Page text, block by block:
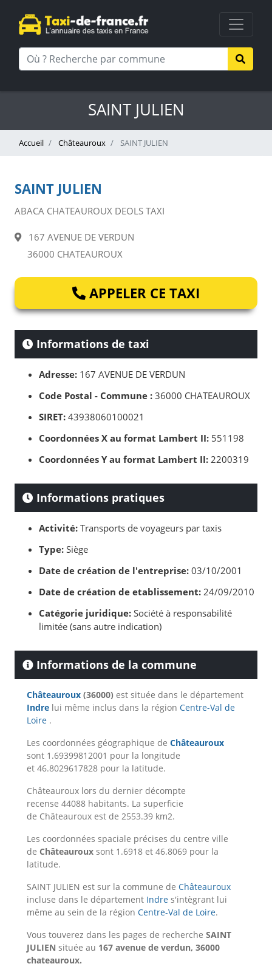
SAINT JULIEN
Accueil Châteauroux SAINT JULIEN
SAINT JULIEN
ABACA CHATEAUROUX DEOLS TAXI
167 AVENUE DE VERDUN
36000 CHATEAUROUX
APPELER CE TAXI
Informations de taxi
Adresse: 167 AVENUE DE VERDUN
Code Postal - Commune : 36000 CHATEAUROUX
SIRET: 43938060100021
Coordonnées X au format Lambert II: 551198
Coordonnées Y au format Lambert II: 2200319
Informations pratiques
Activité: Transports de voyageurs par taxis
Type: Siège
Date de création de l'entreprise: 03/10/2001
Date de création de etablissement: 24/09/2010
Catégorie juridique: Société à responsabilité
limitée (sans autre indication)
Informations de la commune
Châteauroux (36000) est située dans le département
Indre lui même inclus dans la région Centre-Val de
Loire .
Les coordonnées géographique de Châteauroux
sont 1.69399812001 pour la longitude
et 46.8029617828 pour la latitude.
Châteauroux lors du dernier décompte
recense 44088 habitants. La superficie
de Châteauroux est de 2553.39 km2.
Les coordonnées spaciale précises du centre ville
de Châteauroux sont 1.6918 et 46.8069 pour la
latitude.
SAINT JULIEN est sur la commune de Châteauroux
incluse dans le département Indre s'intègrant lui
même au sein de la région Centre-Val de Loire.
Vous touverez dans les pages de recherche SAINT
JULIEN située au 167 avenue de verdun, 36000
chateauroux.